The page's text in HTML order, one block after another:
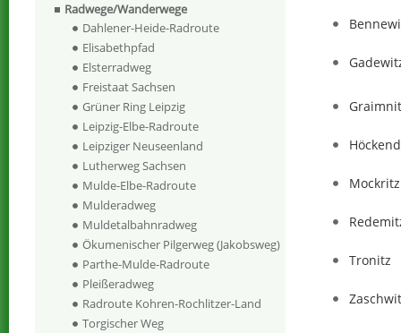
Mockritz
Tronitz
Radwege/Wanderwege
Dahlener-Heide-Radroute
Elisabethpfad
Elsterradweg
Freistaat Sachsen
Grüner Ring Leipzig
Leipzig-Elbe-Radroute
Leipziger Neuseenland
Lutherweg Sachsen
Mulde-Elbe-Radroute
Mulderadweg
Muldetalbahnradweg
Ökumenischer Pilgerweg (Jakobsweg)
Parthe-Mulde-Radroute
Pleißeradweg
Radroute Kohren-Rochlitzer-Land
Torgischer Weg